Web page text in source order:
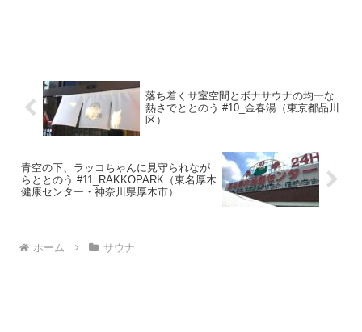
落ち着くサ室空間とボナサウナの均一な
熱さでととのう #10_金春湯（東京都品川
区）
青空の下、ラッコちゃんに見守られなが
らととのう #11_RAKKOPARK（東名厚木
健康センター・神奈川県厚木市）
ホーム サウナ